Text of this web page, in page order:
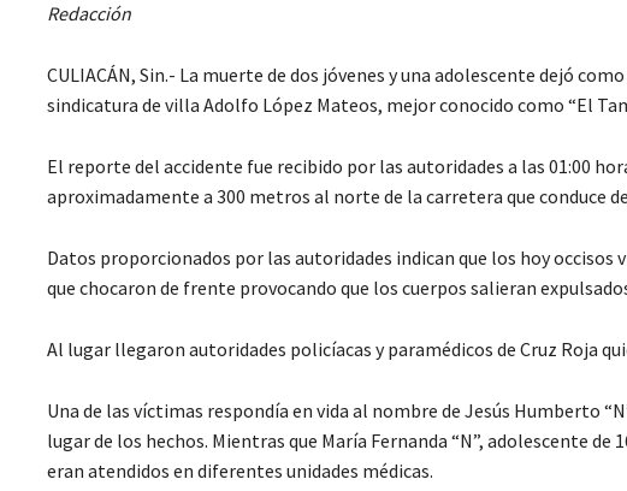
Redacción
CULIACÁN, Sin.- La muerte de dos jóvenes y una adolescente dejó
sindicatura de villa Adolfo López Mateos, mejor conocido como “El
El reporte del accidente fue recibido por las autoridades a las 01:00
aproximadamente a 300 metros al norte de la carretera que conduce
Datos proporcionados por las autoridades indican que los hoy
que chocaron de frente provocando que los cuerpos salieran
Al lugar llegaron autoridades policíacas y paramédicos de Cruz Roja
Una de las víctimas respondía en vida al nombre de Jesús Humberto
lugar de los hechos. Mientras que María Fernanda “N”, adolescente
eran atendidos en diferentes unidades médicas.